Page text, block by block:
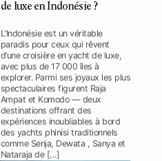
de luxe en Indonésie ?
L’Indonésie est un véritable
paradis pour ceux qui rêvent
d’une croisière en yacht de luxe,
avec plus de 17 000 îles à
explorer. Parmi ses joyaux les plus
spectaculaires figurent Raja
Ampat et Komodo — deux
destinations offrant des
expériences inoubliables à bord
des yachts phinisi traditionnels
comme Senja, Dewata , Sanya et
Nataraja de […]